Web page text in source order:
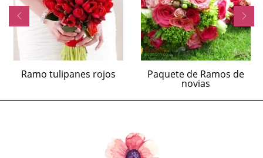
Ramo tulipanes rojos Paquete de Ramos de
novias